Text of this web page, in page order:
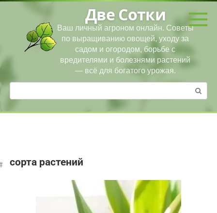
Перейти
Две Сотки
Ваш личный агроном онлайн. Советы
по выращиванию овощей, уходу за
садом и огородом, борьбе с
вредителями и болезнями растений
— всё для богатого урожая.
Поиск:
сорта растений